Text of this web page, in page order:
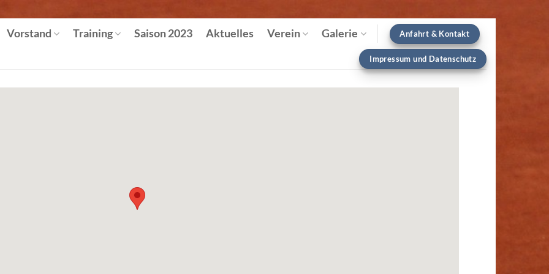
Vorstand Training Saison 2023 Aktuelles Verein Galerie Anfahrt & Kontakt
Impressum und Datenschutz